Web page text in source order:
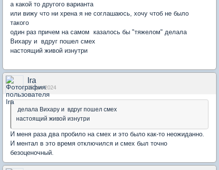
а какой то другого варианта
или вижу что ни хрена я не соглашаюсь, хочу чтоб не было
такого
один раз причем на самом казалось бы "тяжелом" делала
Вихару и вдруг пошел смех
настоящий живой изнутри
Ira
15 дек 2024
делала Вихару и вдруг пошел смех
настоящий живой изнутри
И меня раза два пробило на смех и это было как-то неожиданно.
И ментал в это время отключился и смех был точно
безоценочный.